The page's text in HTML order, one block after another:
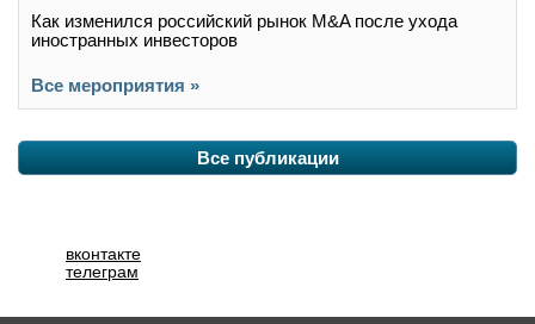
Как изменился российский рынок M&A после ухода
иностранных инвесторов
Все мероприятия »
Все публикации
вконтакте
телеграм